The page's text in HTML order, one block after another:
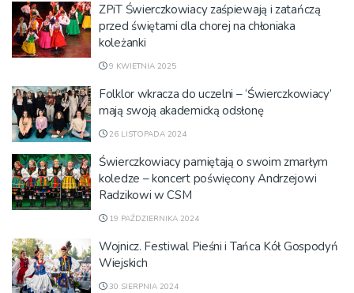
ZPiT Świerczkowiacy zaśpiewają i zatańczą
przed świętami dla chorej na chłoniaka
koleżanki
9 KWIETNIA 2025
Folklor wkracza do uczelni – ‘Świerczkowiacy’
mają swoją akademicką odsłonę
26 LISTOPADA 2024
Świerczkowiacy pamiętają o swoim zmarłym
koledze – koncert poświęcony Andrzejowi
Radzikowi w CSM
19 PAŹDZIERNIKA 2024
Wojnicz. Festiwal Pieśni i Tańca Kół Gospodyń
Wiejskich
30 SIERPNIA 2024